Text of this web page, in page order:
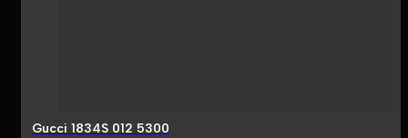
Gucci 1834S 012 5300